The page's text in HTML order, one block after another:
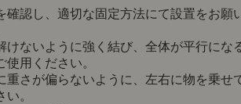
確認し、適切な固定方法にて設置をお願
けないように強く結び、全体が平行にな
使用ください。
重さが偏らないように、左右に物を乗せ
。